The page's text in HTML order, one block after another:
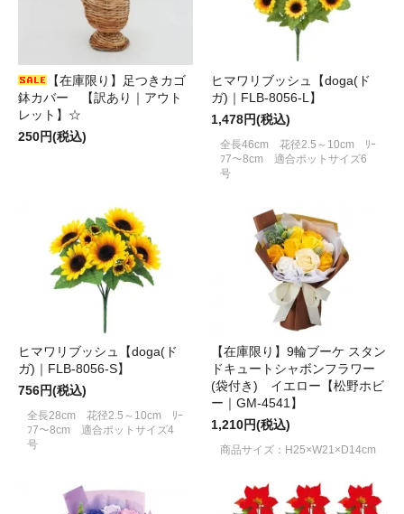
【在庫限り】足つきカゴ
鉢カバー 【訳あり｜アウト
レット】☆
250円(税込)
ヒマワリブッシュ【doga(ド
ガ)｜FLB-8056-L】
1,478円(税込)
全長46cm 花径2.5～10cm ﾘｰ
ﾌ7～8cm 適合ポットサイズ6
号
ヒマワリブッシュ【doga(ド
ガ)｜FLB-8056-S】
756円(税込)
全長28cm 花径2.5～10cm ﾘｰ
ﾌ7～8cm 適合ポットサイズ4
号
【在庫限り】9輪ブーケ スタン
ドキュートシャボンフラワー
(袋付き) イエロー【松野ホビ
ー｜GM-4541】
1,210円(税込)
商品サイズ：H25×W21×D14cm